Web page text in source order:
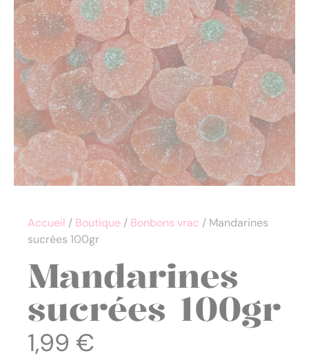
Accueil / Boutique / Bonbons vrac / Mandarines
sucrées 100gr
Mandarines
sucrées 100gr
1,99 €